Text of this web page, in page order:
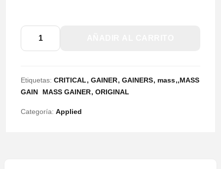
ORIGINAL
cantidad
Etiquetas: CRITICAL GAINER GAINERS mass
MASS
GAIN
MASS GAINER ORIGINAL
Categoría: Applied